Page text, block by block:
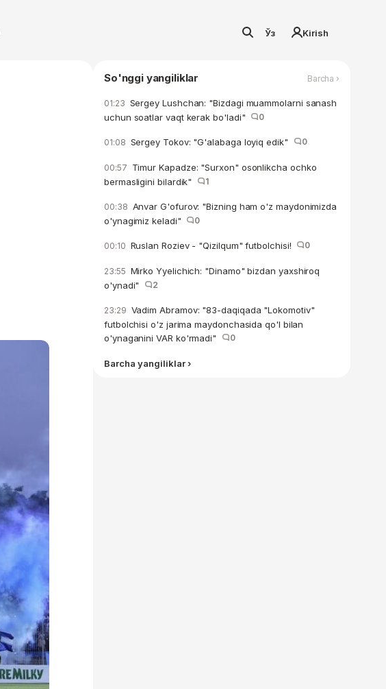
Ўз Kirish
So'nggi yangiliklar Barcha ›
01:23 Sergey Lushchan: "Bizdagi muammolarni sanash
uchun soatlar vaqt kerak bo'ladi"
0
01:08 Sergey Tokov: "G'alabaga loyiq edik" 0
00:57 Timur Kapadze: "Surxon" osonlikcha ochko
bermasligini bilardik"
1
00:38 Anvar G'ofurov: "Bizning ham o'z maydonimizda
o'ynagimiz keladi"
0
00:10 Ruslan Roziev - "Qizilqum" futbolchisi! 0
23:55 Mirko Yyelichich: "Dinamo" bizdan yaxshiroq
o'ynadi"
2
23:29 Vadim Abramov: "83-daqiqada "Lokomotiv"
futbolchisi o'z jarima maydonchasida qo'l bilan
o'ynaganini VAR ko'rmadi"
0
Barcha yangiliklar ›